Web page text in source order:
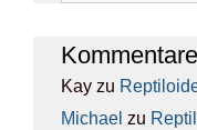
Kom­men­ta­re
Kay zu
Michael zu